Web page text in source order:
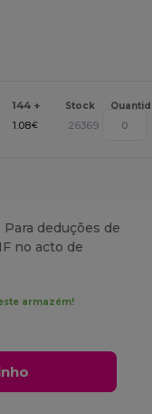
144 + Stock
1.08€ 26369
deduções de
no acto de
armazém!